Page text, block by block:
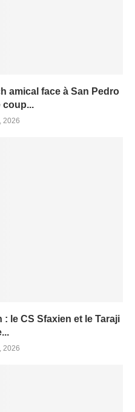
amical face à San Pedro
coup...
2026
le CS Sfaxien et le Taraji
2026